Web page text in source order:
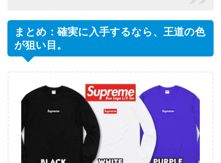
まとめ：確実に入手するなら、王道の色
が狙い目。